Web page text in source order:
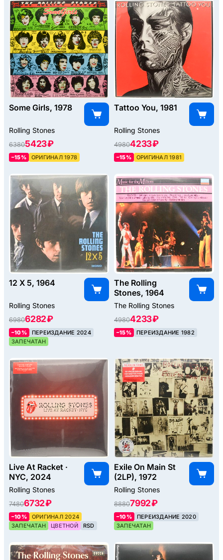
Some Girls, 1978
Rolling Stones
63805423 ₽
–15% ОРИГИНАЛ 1978
Tattoo You, 1981
Rolling Stones
49804233 ₽
–15% ОРИГИНАЛ 1981
12 X 5, 1964
Rolling Stones
69806282 ₽
–10%
ПЕРЕИЗДАНИЕ 2024
ЗАПЕЧАТАН
The Rolling
Stones, 1964
The Rolling Stones
49804233 ₽
–15% ПЕРЕИЗДАНИЕ 1982
Live At Racket ·
NYC, 2024
Rolling Stones
74806732 ₽
–10%
ОРИГИНАЛ 2024
ЗАПЕЧАТАН
ЦВЕТНОЙ RSD
Exile On Main St
(2LP), 1972
Rolling Stones
88807992 ₽
–10%
ПЕРЕИЗДАНИЕ 2020
ЗАПЕЧАТАН